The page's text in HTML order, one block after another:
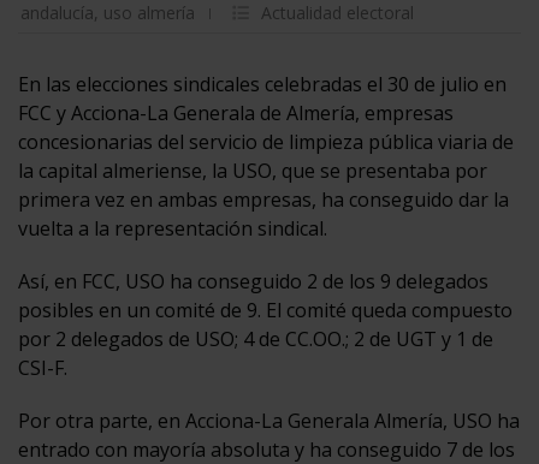
andalucía, uso almería Actualidad electoral
En las elecciones sindicales celebradas el 30 de julio en
FCC y Acciona-La Generala de Almería, empresas
concesionarias del servicio de limpieza pública viaria de
la capital almeriense, la USO, que se presentaba por
primera vez en ambas empresas, ha conseguido dar la
vuelta a la representación sindical.
Así, en FCC, USO ha conseguido 2 de los 9 delegados
posibles en un comité de 9. El comité queda compuesto
por 2 delegados de USO; 4 de CC.OO.; 2 de UGT y 1 de
CSI-F.
Por otra parte, en Acciona-La Generala Almería, USO ha
entrado con mayoría absoluta y ha conseguido 7 de los